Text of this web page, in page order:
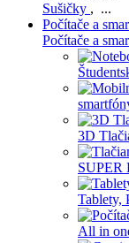
Sušičky , ...
Počítače a
Počítače a
3D
SUPER
Tablety,
All in